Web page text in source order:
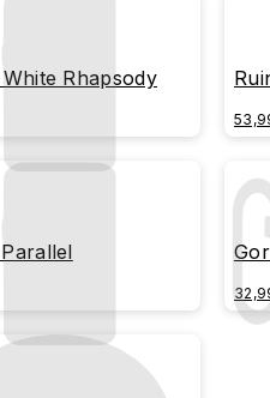
Rhapsody